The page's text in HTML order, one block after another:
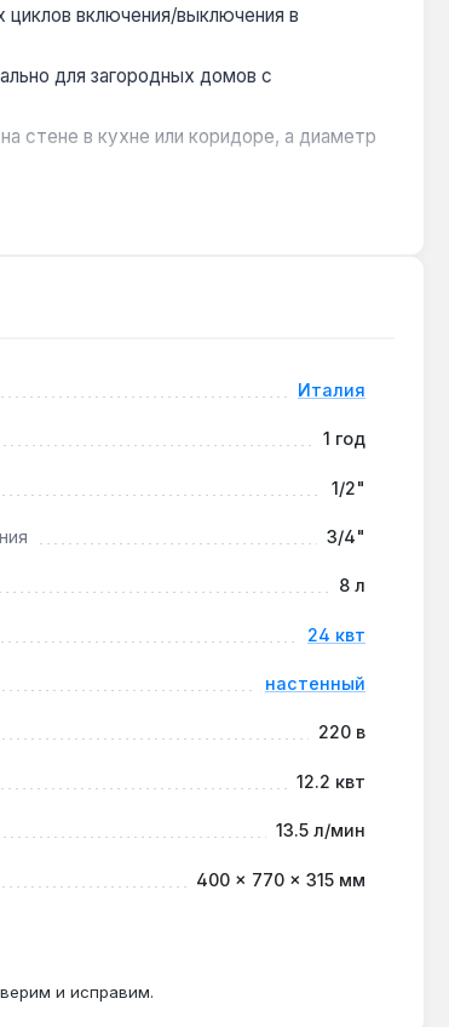
циклов включения/выключения в
для загородных домов с
стене в кухне или коридоре, а диаметр
Гарантия 1 год, доставка по
контуры через смесительный узел.
производительности ГВС ниже
Италия
1 год
1/2"
3/4"
8 л
24 квт
настенный
220 в
12.2 квт
13.5 л/мин
400 × 770 × 315 мм
и исправим.